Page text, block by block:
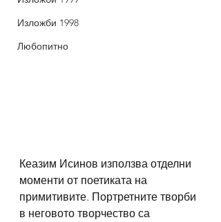
Изложби 1998
Любопитно
Кеазим Исинов използва отделни
моменти от поетиката на
примитивите. Портретните творби
в неговото творчество са